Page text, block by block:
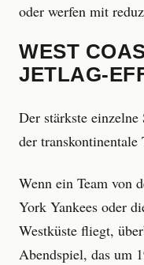
oder werfen mit
WEST
JETLAG-
Der stärkste
der transkontinentale
Wenn ein Team von
York Yankees oder
Westküste fliegt,
Abendspiel, das um